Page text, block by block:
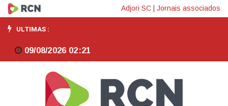
Governo
de
Santa
Catarina
Adjori SC Jornais associados
ULTIMAS :
09/08/2026 02:21